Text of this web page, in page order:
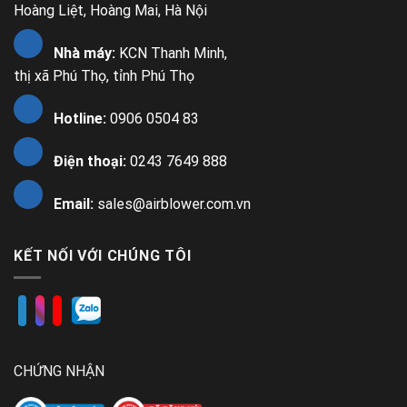
Hoàng Liệt, Hoàng Mai, Hà Nội
Nhà máy: KCN Thanh Minh,
thị xã Phú Thọ, tỉnh Phú Thọ
Hotline: 0906 0504 83
Điện thoại: 0243 7649 888
Email: sales@airblower.com.vn
KẾT NỐI VỚI CHÚNG TÔI
CHỨNG NHẬN